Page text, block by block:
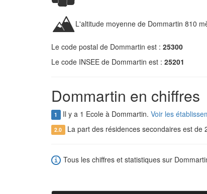
L'altitude moyenne de Dommartin 810
Le code postal de Dommartin est : 25300
Le code INSEE de Dommartin est : 25201
Dommartin en chiffres
1 Il y a 1 Ecole à Dommartin. Voir les
2.0 La part des résidences secondaires est de
Tous les chiffres et statistiques sur